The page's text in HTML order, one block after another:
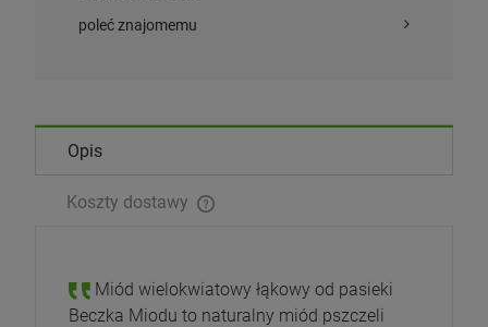
poleć znajomemu
Opis
Koszty dostawy
Miód wielokwiatowy łąkowy od pasieki
Beczka Miodu to naturalny miód pszczeli